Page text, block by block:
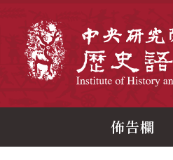
佈告欄